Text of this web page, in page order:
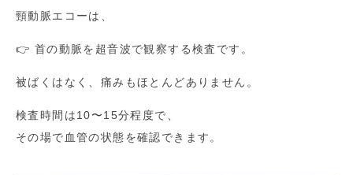
頸動脈エコーは、
👉 首の動脈を超音波で観察する検査です。
被ばくはなく、痛みもほとんどありません。
検査時間は10〜15分程度で、
その場で血管の状態を確認できます。